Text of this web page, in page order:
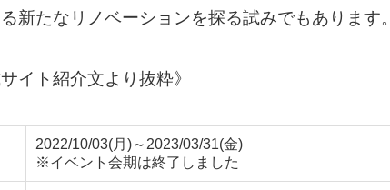
新たなリノベーションを探る試みでもあります。
イト紹介文より抜粋》
2022/10/03(月)～2023/03/31(金)
※イベント会期は終了しました